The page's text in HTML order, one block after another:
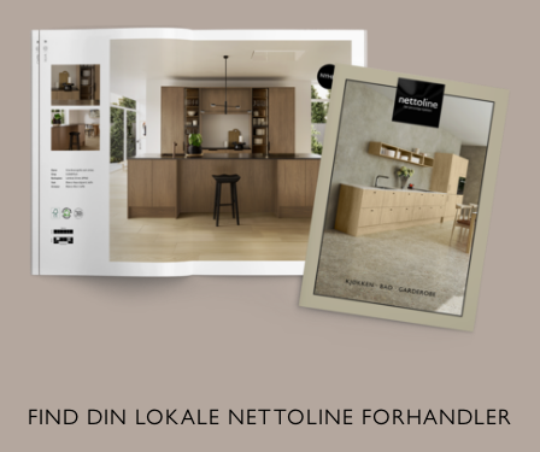
FIND DIN LOKALE NETTOLINE FORHANDLER